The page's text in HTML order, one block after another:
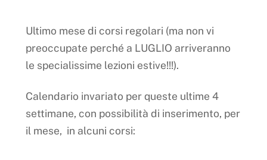
Ultimo mese di corsi regolari (ma non vi
preoccupate perché a LUGLIO arriveranno
le specialissime lezioni estive!!!).
Calendario invariato per queste ultime 4
settimane, con possibilità di inserimento, per
il mese, in alcuni corsi: